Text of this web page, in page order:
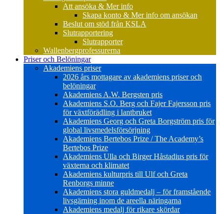
Att ansöka & Mer info
Skapa konto & Mer info om ansökan
Beslut om stöd från KSLA
Slutrapportering
Slutrapporter
Wallenbergprofessurerna
Priser och Belöningar
Akademiens priser
2026 års mottagare av akademiens priser och
belöningar
Akademiens A.W. Bergsten pris
Akademiens S.O. Berg och Fajer Fajersson pris
för växtförädling i lantbruket
Akademiens Georg och Greta Borgström pris för
global livsmedelsförsörjning
Akademiens Bertebos Prize / The Academy’s
Bertebos Prize
Akademiens Ulla och Birger Håstadius pris för
växterna och klimatet
Akademiens kulturpris till Ulf och Greta
Renborgs minne
Akademiens stora guldmedalj – för framstående
livsgärning inom de areella näringarna
Akademiens medalj för rikare skördar